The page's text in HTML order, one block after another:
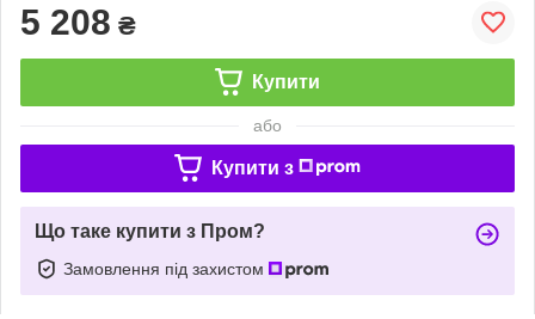
5 208 ₴
Купити
або
Купити з
Що таке купити з Пром?
Замовлення під захистом